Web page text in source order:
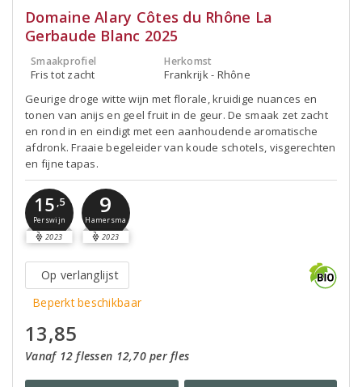
Domaine Alary Côtes du Rhône La
Gerbaude Blanc 2025
Smaakprofiel
Fris tot zacht
Herkomst
Frankrijk - Rhône
Geurige droge witte wijn met florale, kruidige nuances en
tonen van anijs en geel fruit in de geur. De smaak zet zacht
en rond in en eindigt met een aanhoudende aromatische
afdronk. Fraaie begeleider van koude schotels, visgerechten
en fijne tapas.
15 ,5
Perswijn
2023
9
Hamersma
2023
Op verlanglijst
Beperkt beschikbaar
13,85
Vanaf 12 flessen 12,70 per fles